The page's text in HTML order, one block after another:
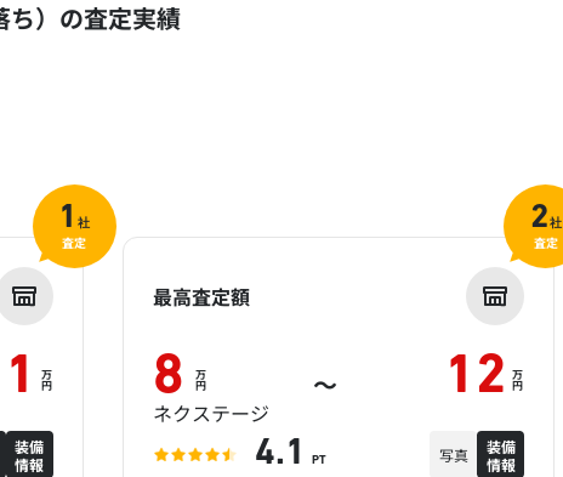
）の査定実績
1 万
円
装備
情報
1 社
査定
最高査定額
8 万
円 ～ 12 万
円
ネクステージ
4.1 PT 写真
装備
情報
2社
査定